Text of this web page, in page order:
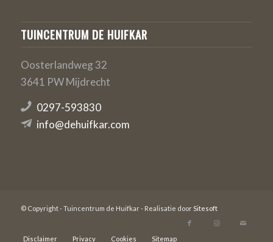
TUINCENTRUM DE HUIFKAR
Oosterlandweg 32
3641 PW Mijdrecht
0297-593830
info@dehuifkar.com
© Copyright - Tuincentrum de Huifkar - Realisatie door Sitesoft
Disclaimer Privacy Cookies Sitemap